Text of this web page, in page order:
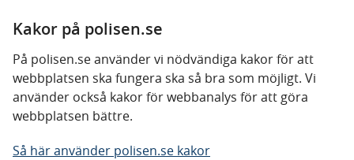
Kakor på polisen.se
På polisen.se använder vi nödvändiga kakor för att
webbplatsen ska fungera ska så bra som möjligt. Vi
använder också kakor för webbanalys för att göra
webbplatsen bättre.
Så här använder polisen.se kakor